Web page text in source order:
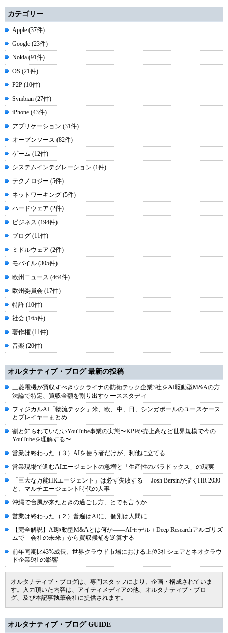
カテゴリー
Apple (37件)
Google (23件)
Nokia (91件)
OS (21件)
P2P (10件)
Symbian (27件)
iPhone (43件)
アプリケーション (31件)
オープンソース (82件)
ゲーム (12件)
システムインテグレーション (1件)
テクノロジー (5件)
ネットワーキング (5件)
ハードウェア (2件)
ビジネス (194件)
ブログ (11件)
ミドルウェア (2件)
モバイル (305件)
欧州ニュース (464件)
欧州委員会 (17件)
特許 (10件)
社会 (165件)
著作権 (11件)
音楽 (20件)
オルタナティブ・ブログ 最新の投稿
三菱電機が買収すべきウクライナの防衛テック企業3社をAI駆動型M&Aの方
法論で特定、買収金額を割り出すケーススタディ
フィジカルAI「物流テック」米、欧、中、日、シンガポールのユースケース
とプレイヤーまとめ
割と知られていないYouTube事業の実態〜KPIや売上高など世界規模で今の
YouTubeを理解する〜
営業は終わった（３）AIを使う者だけが、利他に立てる
営業現場で進むAIエージェントの急増と「生産性のパラドックス」の現実
「巨大な万能HRエージェント」は必ず失敗する----Josh Bersinが描くHR 2030
と、マルチエージェント時代の人事
沖縄で台風が来たときの過ごし方、とでも言うか
営業は終わった（２）普遍はAIに、個別は人間に
【完全解説】AI駆動型M&Aとは何か――AIモデル＋Deep Researchアルゴリズ
ムで「会社の未来」から買収候補を逆算する
前年同期比43%成長、世界クラウド市場における上位3社シェアとネオクラウ
ド企業9社の影響
オルタナティブ・ブログは、専門スタッフにより、企画・構成されていま
す。入力頂いた内容は、アイティメディアの他、オルタナティブ・ブロ
グ、及び本記事執筆会社に提供されます。
オルタナティブ・ブログ GUIDE